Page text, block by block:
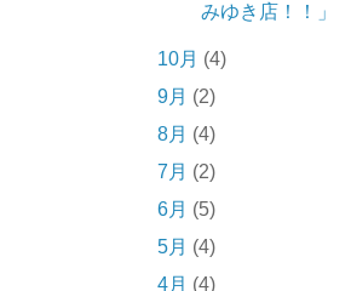
みゆき店！！」
10月 (4)
9月 (2)
8月 (4)
7月 (2)
6月 (5)
5月 (4)
4月 (4)